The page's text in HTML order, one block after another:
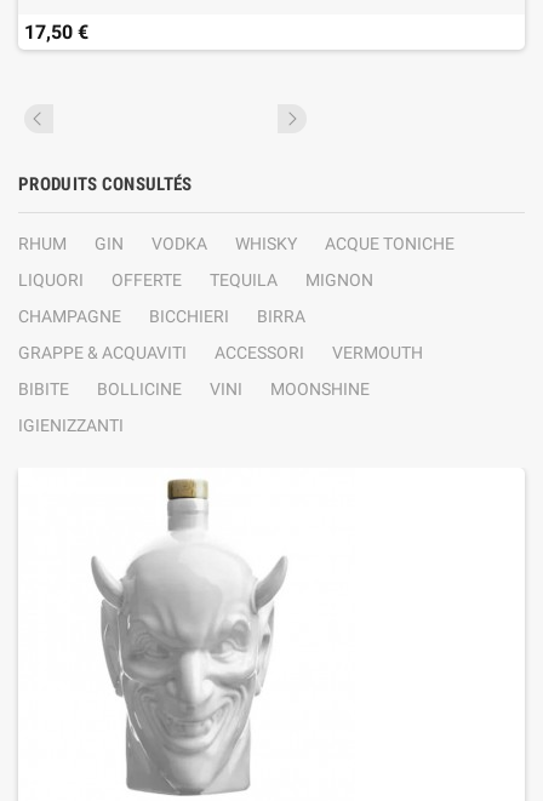
17,50 €
PRODUITS CONSULTÉS
RHUM GIN VODKA WHISKY
ACQUE TONICHE
LIQUORI
OFFERTE TEQUILA
MIGNON
CHAMPAGNE
BICCHIERI
BIRRA
GRAPPE & ACQUAVITI
ACCESSORI
VERMOUTH
BIBITE
BOLLICINE VINI
MOONSHINE
IGIENIZZANTI